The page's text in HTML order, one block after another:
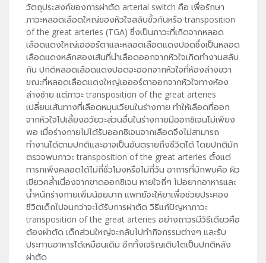
วัตถุประสงค์ของการผ่าตัด arterial switch คือ เพื่อรักษา
ภาวะหลอดเลือดใหญ่ของหัวใจสลับขั้วกันหรือ transposition
of the great arteries (TGA) ซึ่งเป็นภาวะที่เกิดจากหลอด
เลือดแดงใหญ่เอออร์ตาและหลอดเลือดแดงปอดซึ่งเป็นหลอด
เลือดแดงหลักสองเส้นที่นำเลือดออกจากหัวใจเกิดทำงานสลับ
กัน ปกติหลอดเลือดแดงปอดจะออกจากหัวใจที่ห้องล่างขวา
ขณะที่หลอดเลือดแดงใหญ่เอออร์ตาออกจากหัวใจทางห้อง
ล่างซ้าย แต่ภาวะ transposition of the great arteries
เปลี่ยนเส้นทางที่เลือดหมุนเวียนในร่างกาย ทำให้เลือดที่ออก
จากหัวใจไปเลี้ยงอวัยวะส่วนอื่นในร่างกายมีออกซิเจนไม่เพียง
พอ เมื่อร่างกายไม่ได้รับออกซิเจนจากเลือดจึงไม่สามารถ
ทำงานได้ตามปกติและอาจเป็นอันตรายถึงชีวิตได้ โดยปกติมัก
ตรวจพบภาวะ transposition of the great arteries ตั้งแต่
ทารกเพิ่งคลอดได้ไม่กี่ชั่วโมงหรือไม่กี่วัน อาการที่มักพบคือ ผิว
เขียวคล้ำเนื่องจากขาดออกซิเจน หายใจถี่ๆ ไม่อยากอาหารและ
น้ำหนักร่างกายเพิ่มน้อยมาก แพทย์จะให้ยาเพื่อช่วยประคอง
ชีวิตเด็กไปจนกว่าจะได้รับการผ่าตัด วิธีแก้ปัญหาภาวะ
transposition of the great arteries อย่างถาวรมีวิธีเดียวคือ
ต้องผ่าตัด เด็กส่วนใหญ่จะกลับไปทำกิจกรรมต่างๆ และรับ
ประทานอาหารได้เหมือนเดิม อีกทั้งเจริญเติบโตเป็นปกติหลัง
ผ่าตัด